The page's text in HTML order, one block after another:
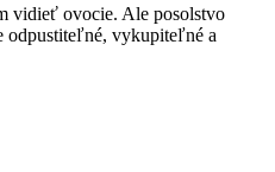
vidieť ovocie. Ale posolstvo
odpustiteľné, vykupiteľné a